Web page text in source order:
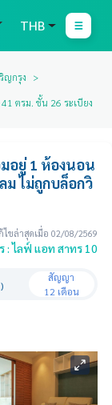
THB
ญกรุง
ตรม. ชั้น 26 ระเบียง
อยู่ 1 ห้องนอน
ม ไม่ถูกบล็อกวิ
ไขล่าสุดเมื่อ 02/08/2569
: ไลฟ์ แอท สาทร 10
สัญญา
12 เดือน